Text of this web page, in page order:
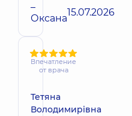
–
Оксана15.07.2026
Впечатление
от врача
Тетяна
Володимирівна